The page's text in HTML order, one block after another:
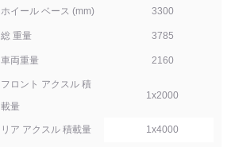
ホイール ベース (mm) 3300
総 重量 3785
車両重量 2160
フロント アクスル 積
載量
1x2000
リア アクスル 積載量 1x4000